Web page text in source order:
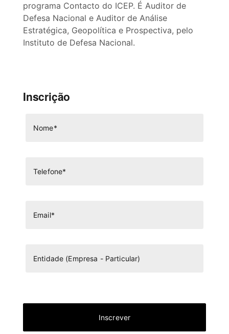
programa Contacto do ICEP. É Auditor de
Defesa Nacional e Auditor de Análise
Estratégica, Geopolítica e Prospectiva, pelo
Instituto de Defesa Nacional.
Inscrição